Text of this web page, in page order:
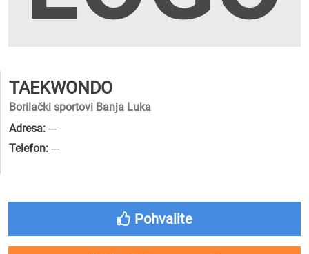
TAEKWONDO
Borilački sportovi Banja Luka
Adresa: ---
Telefon: ---
Pohvalite